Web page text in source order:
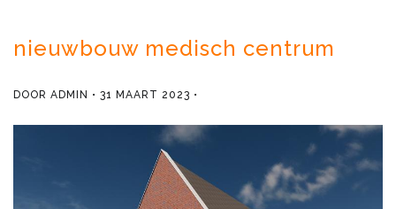
nieuwbouw medisch centrum
DOOR ADMIN 31 MAART 2023